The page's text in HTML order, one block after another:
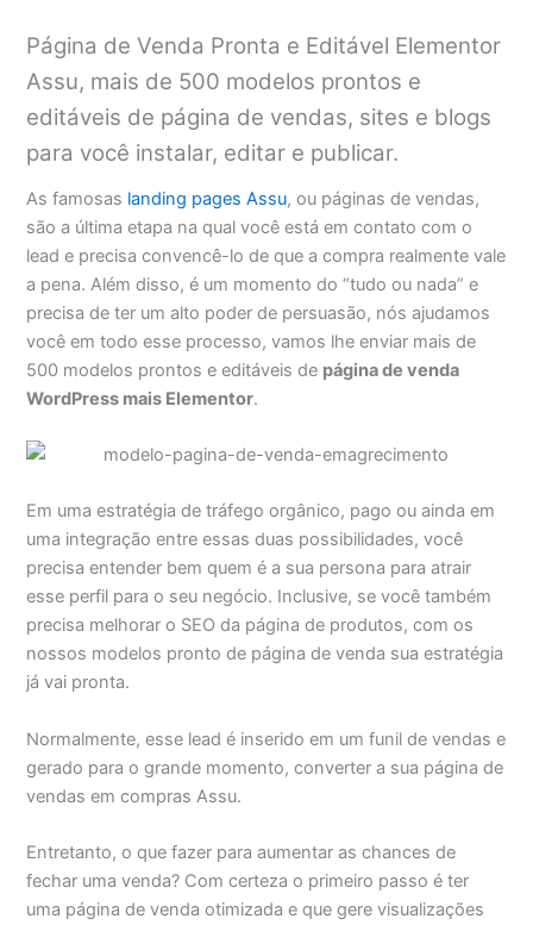
Página de Venda Pronta e Editável Elementor
Assu, mais de 500 modelos prontos e
editáveis de página de vendas, sites e blogs
para você instalar, editar e publicar.
As famosas landing pages Assu, ou páginas de vendas,
são a última etapa na qual você está em contato com o
lead e precisa convencê-lo de que a compra realmente vale
a pena. Além disso, é um momento do “tudo ou nada” e
precisa de ter um alto poder de persuasão, nós ajudamos
você em todo esse processo, vamos lhe enviar mais de
500 modelos prontos e editáveis de página de venda
WordPress mais Elementor.
Em uma estratégia de tráfego orgânico, pago ou ainda em
uma integração entre essas duas possibilidades, você
precisa entender bem quem é a sua persona para atrair
esse perfil para o seu negócio. Inclusive, se você também
precisa melhorar o SEO da página de produtos, com os
nossos modelos pronto de página de venda sua estratégia
já vai pronta.
Normalmente, esse lead é inserido em um funil de vendas e
gerado para o grande momento, converter a sua página de
vendas em compras Assu.
Entretanto, o que fazer para aumentar as chances de
fechar uma venda? Com certeza o primeiro passo é ter
uma página de venda otimizada e que gere visualizações